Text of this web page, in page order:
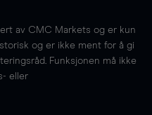
av CMC Markets og er kun
og er ikke ment for å gi
Funksjonen må ikke
eller